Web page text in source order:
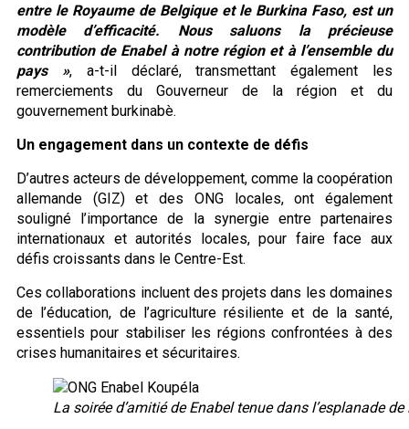
entre le Royaume de Belgique et le Burkina Faso, est un
modèle d’efficacité. Nous saluons la précieuse
contribution de Enabel à notre région et à l’ensemble du
pays », a-t-il déclaré, transmettant également les
remerciements du Gouverneur de la région et du
gouvernement burkinabè.
Un engagement dans un contexte de défis
D’autres acteurs de développement, comme la coopération
allemande (GIZ) et des ONG locales, ont également
souligné l’importance de la synergie entre partenaires
internationaux et autorités locales, pour faire face aux
défis croissants dans le Centre-Est.
Ces collaborations incluent des projets dans les domaines
de l’éducation, de l’agriculture résiliente et de la santé,
essentiels pour stabiliser les régions confrontées à des
crises humanitaires et sécuritaires.
La soirée d’amitié de Enabel tenue dans l’esplanade